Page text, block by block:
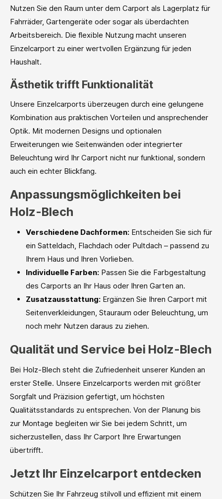
Nutzen Sie den Raum unter dem Carport als Lagerplatz für
Fahrräder, Gartengeräte oder sogar als überdachten
Arbeitsbereich. Die flexible Nutzung macht unseren
Einzelcarport zu einer wertvollen Ergänzung für jeden
Haushalt.
Ästhetik trifft Funktionalität
Unsere Einzelcarports überzeugen durch eine gelungene
Kombination aus praktischen Vorteilen und ansprechender
Optik. Mit modernen Designs und optionalen
Erweiterungen wie Seitenwänden oder integrierter
Beleuchtung wird Ihr Carport nicht nur funktional, sondern
auch ein echter Blickfang.
Anpassungsmöglichkeiten bei
Holz-Blech
Verschiedene Dachformen: Entscheiden Sie sich für
ein Satteldach, Flachdach oder Pultdach – passend zu
Ihrem Haus und Ihren Vorlieben.
Individuelle Farben: Passen Sie die Farbgestaltung
des Carports an Ihr Haus oder Ihren Garten an.
Zusatzausstattung: Ergänzen Sie Ihren Carport mit
Seitenverkleidungen, Stauraum oder Beleuchtung, um
noch mehr Nutzen daraus zu ziehen.
Qualität und Service bei Holz-Blech
Bei Holz-Blech steht die Zufriedenheit unserer Kunden an
erster Stelle. Unsere Einzelcarports werden mit größter
Sorgfalt und Präzision gefertigt, um höchsten
Qualitätsstandards zu entsprechen. Von der Planung bis
zur Montage begleiten wir Sie bei jedem Schritt, um
sicherzustellen, dass Ihr Carport Ihre Erwartungen
übertrifft.
Jetzt Ihr Einzelcarport entdecken
Schützen Sie Ihr Fahrzeug stilvoll und effizient mit einem